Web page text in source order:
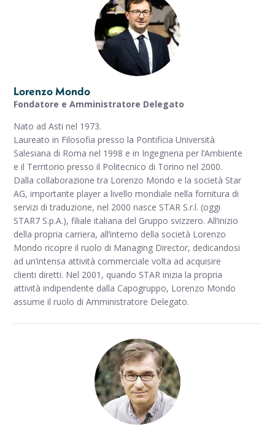
Lorenzo Mondo
Fondatore e Amministratore Delegato
Nato ad Asti nel 1973.
Laureato in Filosofia presso la Pontificia Università
Salesiana di Roma nel 1998 e in Ingegneria per l’Ambiente
e il Territorio presso il Politecnico di Torino nel 2000.
Dalla collaborazione tra Lorenzo Mondo e la società Star
AG, importante player a livello mondiale nella fornitura di
servizi di traduzione, nel 2000 nasce STAR S.r.l. (oggi
STAR7 S.p.A.), filiale italiana del Gruppo svizzero. All’inizio
della propria carriera, all’interno della società Lorenzo
Mondo ricopre il ruolo di Managing Director, dedicandosi
ad un’intensa attività commerciale volta ad acquisire
clienti diretti. Nel 2001, quando STAR inizia la propria
attività indipendente dalla Capogruppo, Lorenzo Mondo
assume il ruolo di Amministratore Delegato.